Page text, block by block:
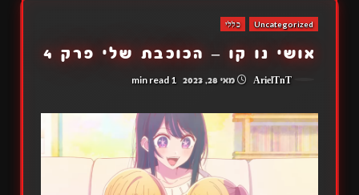
Uncategorized כללי
אושי נו קו – הכוכבת שלי פרק 4
ArielTnT מאי 28, 2023 1 min read